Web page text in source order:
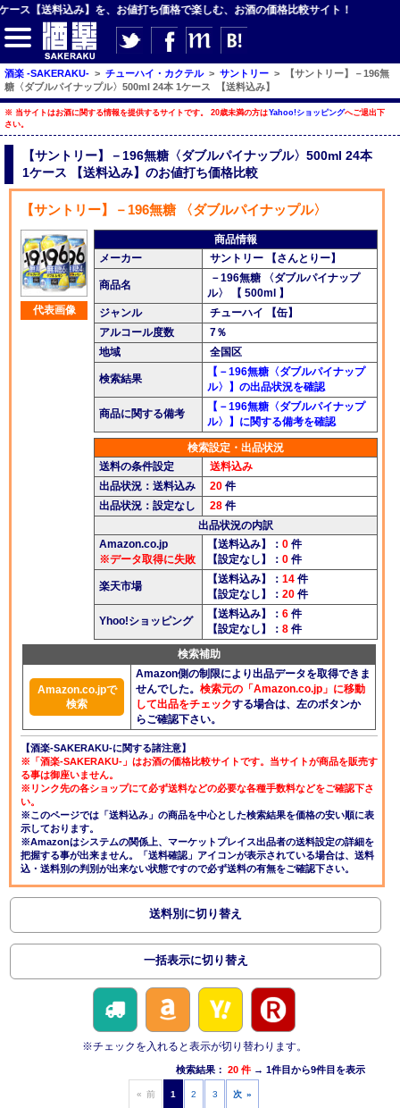
】を、お値打ち価格で楽しむ、お酒の価格比較サイト！
検索
ビール
発泡酒・新ジャンル
チューハイ・カクテル
ハイボール・水割り
酒楽ブログ
酒楽 -SAKERAKU- > チューハイ・カクテル > サントリー >
【サントリー】－196無
糖〈ダブルパイナップル〉500ml 24本 1ケース 【送料込み】
※ 当サイトはお酒に関する情報を提供するサイトです。 20歳未満の方はYahoo!ショッピングへご退出下
さい。
【サントリー】－196無糖〈ダブルパイナップル〉500ml 24本
1ケース 【送料込み】のお値打ち価格比較
【サントリー】－196無糖 〈ダブルパイナップル〉
代表画像
商品情報
メーカー
サントリー 【さんとりー】
商品名
－196無糖 〈ダブルパイナップ
ル〉 【 500ml 】
ジャンル
チューハイ 【缶】
アルコール度数
7％
地域
全国区
検索結果
【－196無糖〈ダブルパイナップ
ル〉】の出品状況を確認
商品に関する備考
【－196無糖〈ダブルパイナップ
ル〉】に関する備考を確認
検索設定・出品状況
送料の条件設定
送料込み
出品状況：送料込み
20 件
出品状況：設定なし
28 件
出品状況の内訳
Amazon.co.jp
※データ取得に失敗
【送料込み】： 0 件
【設定なし】： 0 件
楽天市場
【送料込み】： 14 件
【設定なし】： 20 件
Yhoo!ショッピング
【送料込み】： 6 件
【設定なし】： 8 件
検索補助
Amazon.co.jpで
検索
Amazon側の制限により出品データを取得できま
せんでした。 検索元の「Amazon.co.jp」に移動
して出品をチェックする場合は、左のボタンか
らご確認下さい。
【酒楽-SAKERAKU-に関する諸注意】
※「酒楽-SAKERAKU-」はお酒の価格比較サイトです。当サイトが商品を販売す
る事は御座いません。
※リンク先の各ショップにて必ず送料などの必要な各種手数料などをご確認下さ
い。
※このページでは「送料込み」の商品を中心とした検索結果を価格の安い順に表
示しております。
※Amazonはシステムの関係上、マーケットプレイス出品者の送料設定の詳細を
把握する事が出来ません。「送料確認」アイコンが表示されている場合は、送料
込・送料別の判別が出来ない状態ですので必ず送料の有無をご確認下さい。
送料別に切り替え
一括表示に切り替え
※チェックを入れると表示が切り替わります。
検索結果： 20 件 → 1件目から9件目を表示
« 前 1 2 3 次 »